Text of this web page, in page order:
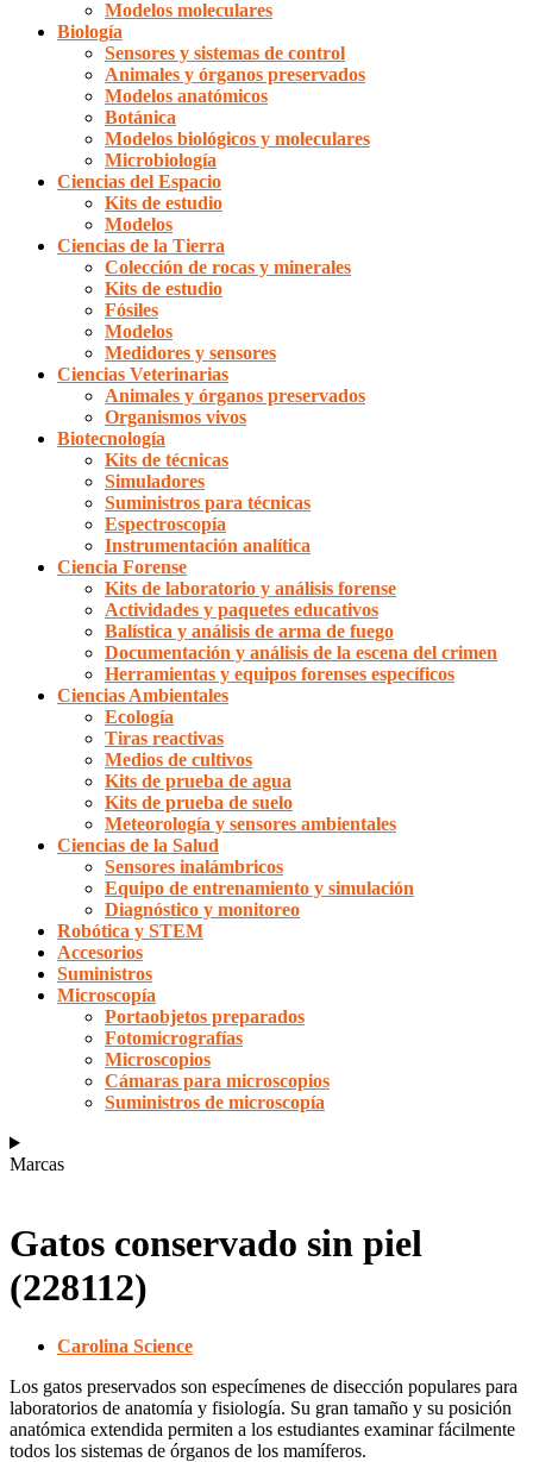
Modelos moleculares
Biología
Sensores y sistemas de control
Animales y órganos preservados
Modelos anatómicos
Botánica
Modelos biológicos y moleculares
Microbiología
Ciencias del Espacio
Kits de estudio
Modelos
Ciencias de la Tierra
Colección de rocas y minerales
Kits de estudio
Fósiles
Modelos
Medidores y sensores
Ciencias Veterinarias
Animales y órganos preservados
Organismos vivos
Biotecnología
Kits de técnicas
Simuladores
Suministros para técnicas
Espectroscopía
Instrumentación analítica
Ciencia Forense
Kits de laboratorio y análisis forense
Actividades y paquetes educativos
Balística y análisis de arma de fuego
Documentación y análisis de la escena del crimen
Herramientas y equipos forenses específicos
Ciencias Ambientales
Ecología
Tiras reactivas
Medios de cultivos
Kits de prueba de agua
Kits de prueba de suelo
Meteorología y sensores ambientales
Ciencias de la Salud
Sensores inalámbricos
Equipo de entrenamiento y simulación
Diagnóstico y monitoreo
Robótica y STEM
Accesorios
Suministros
Microscopía
Portaobjetos preparados
Fotomicrografías
Microscopios
Cámaras para microscopios
Suministros de microscopía
Marcas
Gatos conservado sin piel
(228112)
Carolina Science
Los gatos preservados son especímenes de disección populares para
laboratorios de anatomía y fisiología. Su gran tamaño y su posición
anatómica extendida permiten a los estudiantes examinar fácilmente
todos los sistemas de órganos de los mamíferos.